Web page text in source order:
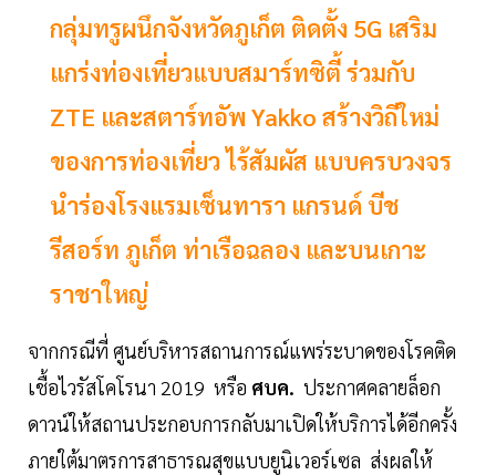
กลุ่มทรูผนึกจังหวัดภูเก็ต ติดตั้ง 5G เสริม
แกร่งท่องเที่ยวแบบสมาร์ทซิตี้ ร่วมกับ
ZTE และสตาร์ทอัพ Yakko สร้างวิถีใหม่
ของการท่องเที่ยว ไร้สัมผัส แบบครบวงจร
นำร่องโรงแรมเซ็นทารา แกรนด์ บีช
รีสอร์ท ภูเก็ต ท่าเรือฉลอง และบนเกาะ
ราชาใหญ่
จากกรณีที่ ศูนย์บริหารสถานการณ์แพร่ระบาดของโรคติด
เชื้อไวรัสโคโรนา 2019 หรือ ศบค. ประกาศคลายล็อก
ดาวน์ให้สถานประกอบการกลับมาเปิดให้บริการได้อีกครั้ง
ภายใต้มาตรการสาธารณสุขแบบยูนิเวอร์เซล ส่งผลให้